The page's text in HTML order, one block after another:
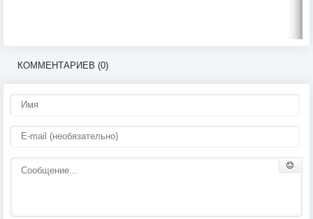
КОММЕНТАРИЕВ (0)